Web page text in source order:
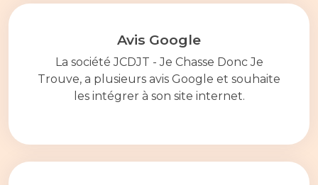
Avis Google
La société JCDJT - Je Chasse Donc Je
Trouve, a plusieurs avis Google et souhaite
les intégrer à son site internet.